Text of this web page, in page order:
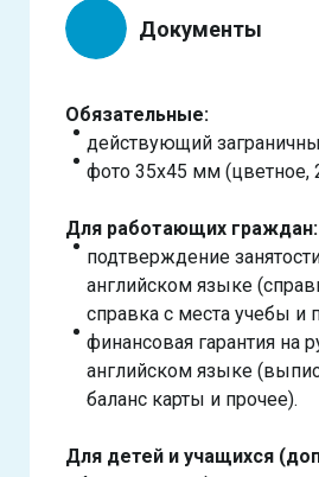
Документы
Обязательные:
действующий
фото 35х45 мм (цветное,
Для работающих граждан:
подтверждение
английском языке
справка с места учебы и
финансовая гарантия на
английском языке
баланс карты и прочее).
Для детей и учащихся